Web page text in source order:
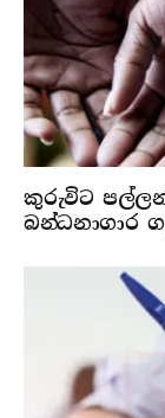
කුරුවිට
බන්ධනාගාර